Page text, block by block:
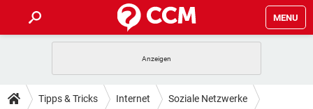
MENU
ANDROID IOS
TIPPS & TRICKS
Tipps & Tricks Internet Soziale Netzwerke